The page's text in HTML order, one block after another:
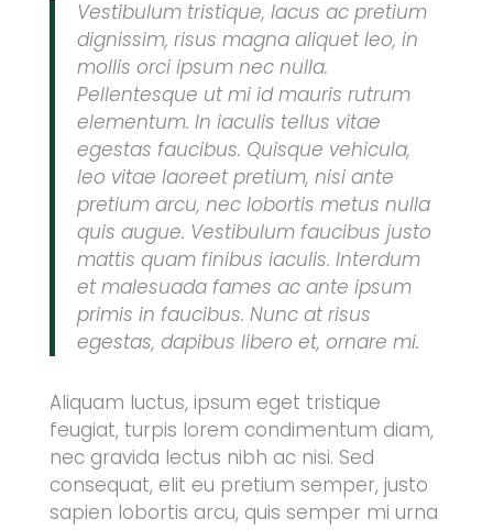
Vestibulum tristique, lacus ac pretium
dignissim, risus magna aliquet leo, in
mollis orci ipsum nec nulla.
Pellentesque ut mi id mauris rutrum
elementum. In iaculis tellus vitae
egestas faucibus. Quisque vehicula,
leo vitae laoreet pretium, nisi ante
pretium arcu, nec lobortis metus nulla
quis augue. Vestibulum faucibus justo
mattis quam finibus iaculis. Interdum
et malesuada fames ac ante ipsum
primis in faucibus. Nunc at risus
egestas, dapibus libero et, ornare mi.
Aliquam luctus, ipsum eget tristique
feugiat, turpis lorem condimentum diam,
nec gravida lectus nibh ac nisi. Sed
consequat, elit eu pretium semper, justo
sapien lobortis arcu, quis semper mi urna